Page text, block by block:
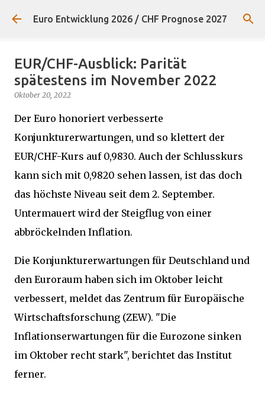
Direkt zum Hauptbereich
Euro Entwicklung 2026 / CHF Prognose 2027
EUR/CHF-Ausblick: Parität
spätestens im November 2022
Oktober 20, 2022
Der Euro honoriert verbesserte
Konjunkturerwartungen, und so klettert der
EUR/CHF-Kurs auf 0,9830. Auch der Schlusskurs
kann sich mit 0,9820 sehen lassen, ist das doch
das höchste Niveau seit dem 2. September.
Untermauert wird der Steigflug von einer
abbröckelnden Inflation.
Die Konjunkturerwartungen für Deutschland und
den Euroraum haben sich im Oktober leicht
verbessert, meldet das Zentrum für Europäische
Wirtschaftsforschung (ZEW). "Die
Inflationserwartungen für die Eurozone sinken
im Oktober recht stark", berichtet das Institut
ferner.